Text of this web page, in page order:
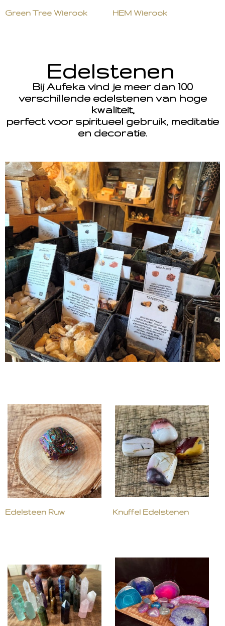
Green Tree Wierook HEM Wierook
Edelstenen
Bij Aufeka vind je meer dan 100
verschillende edelstenen van hoge
kwaliteit,
perfect voor spiritueel gebruik, meditatie
en decoratie.
Edelsteen Ruw Knuffel Edelstenen